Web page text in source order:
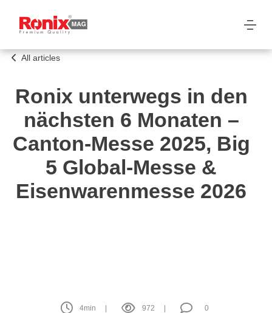
All articles
Ronix unterwegs in den
nächsten 6 Monaten –
Canton-Messe 2025, Big
5 Global-Messe &
Eisenwarenmesse 2026
4min 972 0